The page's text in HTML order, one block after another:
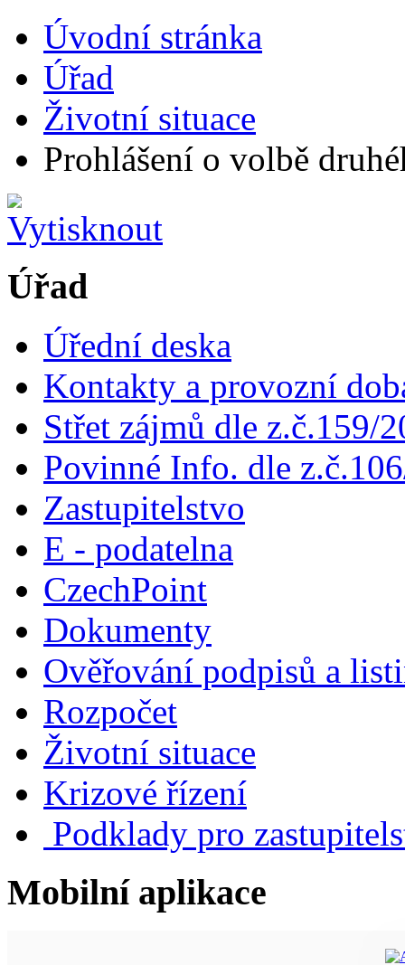
Úvodní stránka
Úřad
Životní situace
Prohlášení o volbě
Úřad
Úřední deska
Kontakty a provozní
Střet zájmů dle z.č.159/
Povinné Info. dle
Zastupitelstvo
E - podatelna
CzechPoint
Dokumenty
Ověřování podpisů a
Rozpočet
Životní situace
Krizové řízení
Podklady pro
Mobilní aplikace